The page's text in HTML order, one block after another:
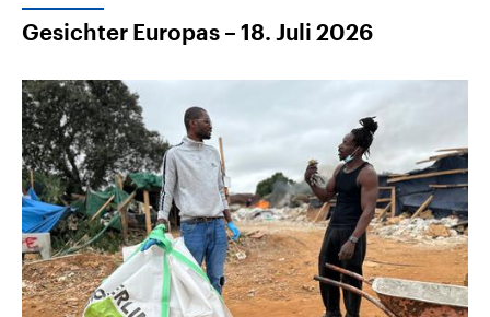
Jüngere, entscheiden sich bei Wahlen für national-
konservative bis rechtsextreme Parteien.
Gesichter Europas – 18. Juli 2026